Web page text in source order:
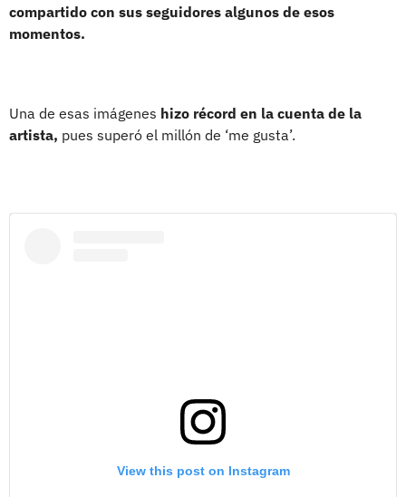
compartido con sus seguidores algunos de esos
momentos.
Una de esas imágenes hizo récord en la cuenta de la
artista, pues superó el millón de ‘me gusta’.
View this post on Instagram